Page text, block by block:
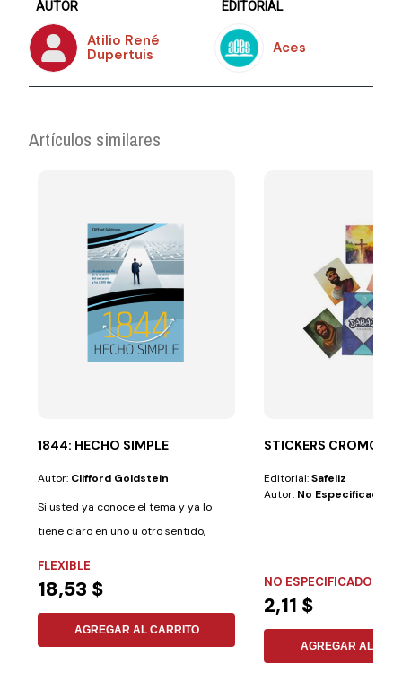
AUTOR
Atilio René
Dupertuis
EDITORIAL
Aces
Artículos similares
1844: HECHO SIMPLE
Autor: Clifford Goldstein
Si usted ya conoce el tema y ya lo
tiene claro en uno u otro sentido,
FLEXIBLE
18,53 $
AGREGAR AL CARRITO
STICKERS CROMOS
Editorial:Safeliz
Autor: No Especificado
NO ESPECIFICADO
2,11 $
AGREGAR AL